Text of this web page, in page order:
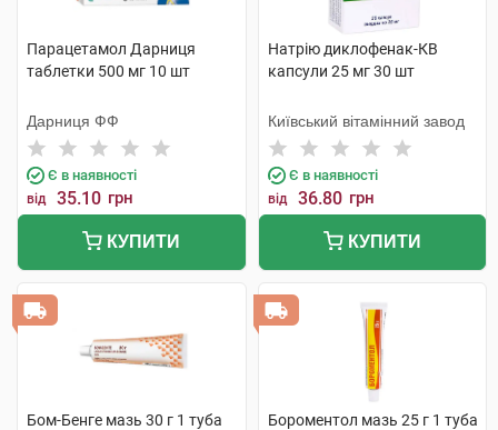
Парацетамол Дарниця
таблетки 500 мг 10 шт
Дарниця ФФ
Є в наявності
від 35.10 грн
КУПИТИ
Натрію диклофенак-КВ
капсули 25 мг 30 шт
Київський вітамінний завод
Є в наявності
від 36.80 грн
КУПИТИ
Бом-Бенге мазь 30 г 1 туба Бороментол мазь 25 г 1 туба